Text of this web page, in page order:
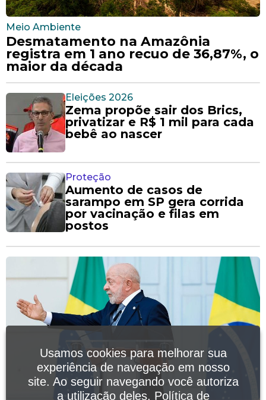
Meio Ambiente
Desmatamento na Amazônia
registra em 1 ano recuo de 36,87%, o
maior da década
Eleições 2026
Zema propõe sair dos Brics,
privatizar e R$ 1 mil para cada
bebê ao nascer
Proteção
Aumento de casos de
sarampo em SP gera corrida
por vacinação e filas em
postos
Usamos cookies para melhorar sua
experiência de navegação em nosso
site. Ao seguir navegando você autoriza
a utilização deles. Política de